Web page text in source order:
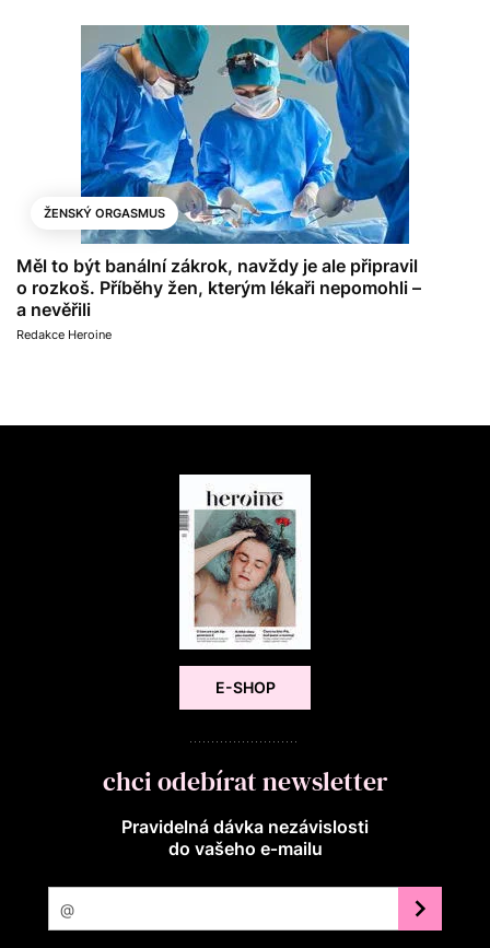
ŽENSKÝ ORGASMUS
Měl to být banální zákrok, navždy je ale připravil
o rozkoš. Příběhy žen, kterým lékaři nepomohli –
a nevěřili
Redakce Heroine
E-SHOP
chci odebírat newsletter
Pravidelná dávka nezávislosti
do vašeho e‑mailu